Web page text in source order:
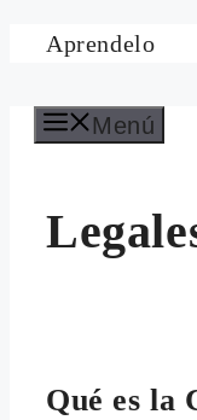
Saltar
contenido
Aprendelo
Menú
Qué es la